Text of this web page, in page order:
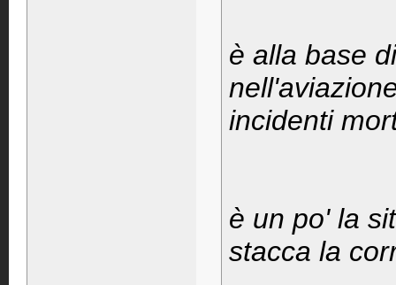
è alla base
incidenti
è un po' la
stacca la